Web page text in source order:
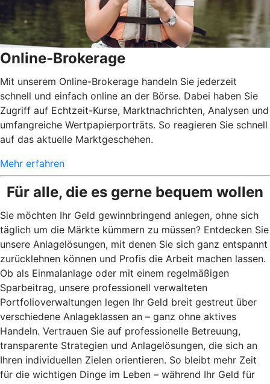
Online-Brokerage
Mit unserem Online-Brokerage handeln Sie jederzeit
schnell und einfach online an der Börse. Dabei haben Sie
Zugriff auf Echtzeit-Kurse, Marktnachrichten, Analysen und
umfangreiche Wertpapierporträts. So reagieren Sie schnell
auf das aktuelle Marktgeschehen.
Mehr erfahren
Für alle, die es gerne bequem wollen
Sie möchten Ihr Geld gewinnbringend anlegen, ohne sich
täglich um die Märkte kümmern zu müssen? Entdecken Sie
unsere Anlagelösungen, mit denen Sie sich ganz entspannt
zurücklehnen können und Profis die Arbeit machen lassen.
Ob als Einmalanlage oder mit einem regelmäßigen
Sparbeitrag, unsere professionell verwalteten
Portfolioverwaltungen legen Ihr Geld breit gestreut über
verschiedene Anlageklassen an – ganz ohne aktives
Handeln. Vertrauen Sie auf professionelle Betreuung,
transparente Strategien und Anlagelösungen, die sich an
Ihren individuellen Zielen orientieren. So bleibt mehr Zeit
für die wichtigen Dinge im Leben – während Ihr Geld für